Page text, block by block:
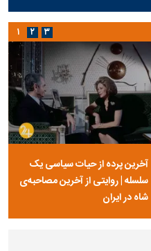
آخرین پرده از حیات سیاسی یک
سلسله | روایتی از آخرین مصاحبه‌ی
شاه در ایران
۱ ۲ ۳